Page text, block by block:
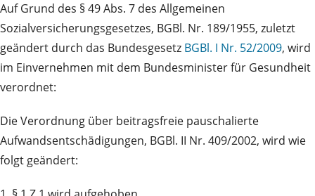
Auf Grund des § 49 Abs. 7 des Allgemeinen
Sozialversicherungsgesetzes, BGBl. Nr. 189/1955, zuletzt
geändert durch das Bundesgesetz BGBl. I Nr. 52/2009, wird
im Einvernehmen mit dem Bundesminister für Gesundheit
verordnet:
Die Verordnung über beitragsfreie pauschalierte
Aufwandsentschädigungen, BGBl. II Nr. 409/2002, wird wie
folgt geändert: